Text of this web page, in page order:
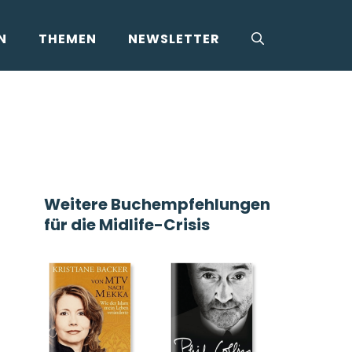
THEMEN NEWSLETTER
Weitere Buchempfehlungen
für die Midlife-Crisis